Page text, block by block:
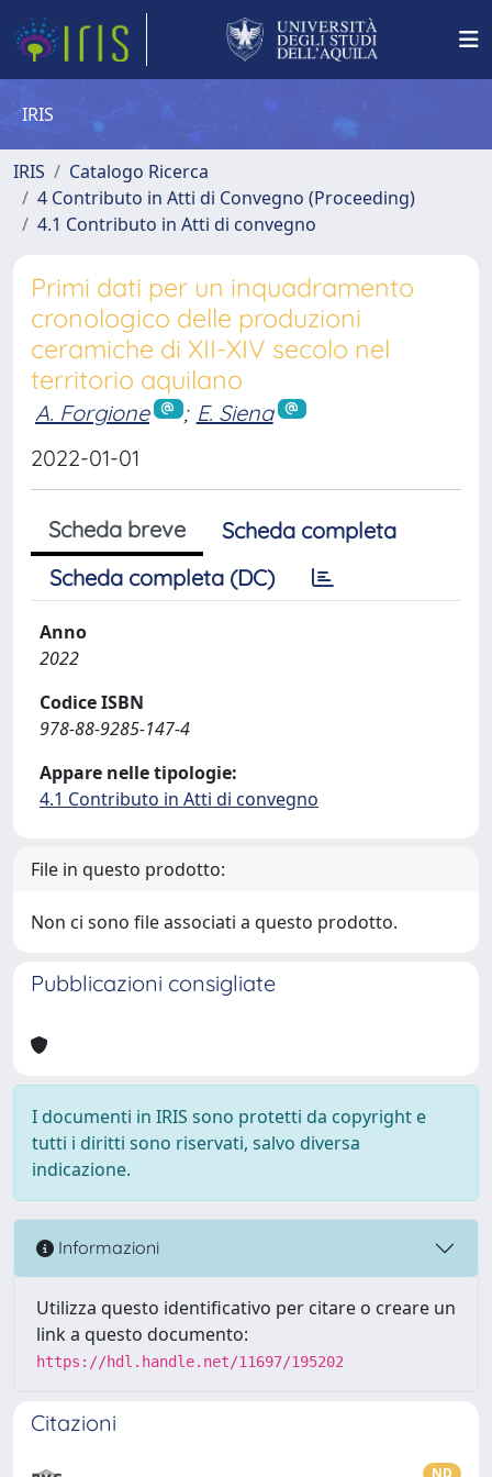
IRIS
IRIS
Catalogo Ricerca
4 Contributo in Atti di Convegno (Proceeding)
4.1 Contributo in Atti di convegno
Primi dati per un inquadramento
cronologico delle produzioni
ceramiche di XII-XIV secolo nel
territorio aquilano
A. Forgione ; E. Siena
2022-01-01
Scheda breve
Scheda completa
Scheda completa (DC)
Anno
2022
Codice ISBN
978-88-9285-147-4
Appare nelle tipologie:
4.1 Contributo in Atti di convegno
File in questo prodotto:
Non ci sono file associati a questo prodotto.
Pubblicazioni consigliate
I documenti in IRIS sono protetti da copyright e
tutti i diritti sono riservati, salvo diversa
indicazione.
Informazioni
Utilizza questo identificativo per citare o creare un
link a questo documento:
https://hdl.handle.net/11697/195202
Citazioni